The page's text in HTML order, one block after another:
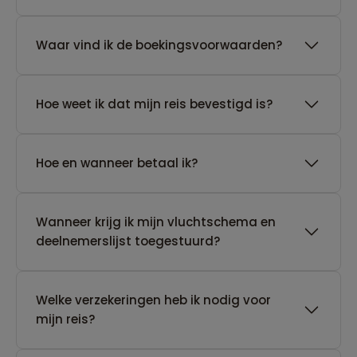
Waar vind ik de boekingsvoorwaarden?
Hoe weet ik dat mijn reis bevestigd is?
Hoe en wanneer betaal ik?
Wanneer krijg ik mijn vluchtschema en
deelnemerslijst toegestuurd?
Welke verzekeringen heb ik nodig voor
mijn reis?